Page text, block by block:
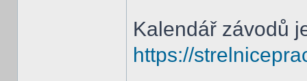
Kalendář závodů
https://